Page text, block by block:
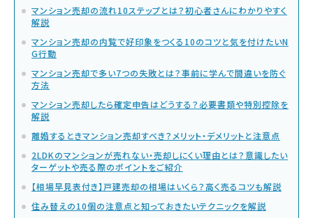
マンション売却の流れ10ステップとは？初心者さんにわかりやすく
解説
マンション売却の内覧で好印象をつくる10のコツと気を付けたいN
G行動
マンション売却で多い7つの失敗とは？事前に学んで間違いを防ぐ
方法
マンション売却したら確定申告はどうする？必要書類や特別控除を
解説
離婚するときマンション売却すべき？メリット・デメリットと注意点
2LDKのマンションが売れない・売却しにくい理由とは？意識したい
ターゲットや売る際のポイントをご紹介
【相場早見表付き】戸建売却の相場はいくら？高く売るコツも解説
住み替えの10個の注意点と知っておきたいテクニックを解説